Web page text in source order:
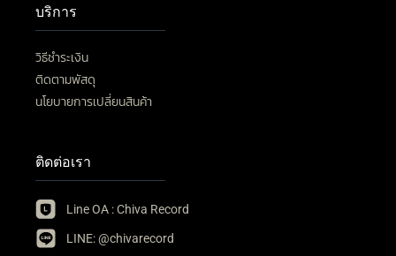
บริการ
วิธีชำระเงิน
ติดตามพัสดุ
นโยบายการเปลี่ยนสินค้า
ติดต่อเรา
Line OA : Chiva Record
LINE: @chivarecord